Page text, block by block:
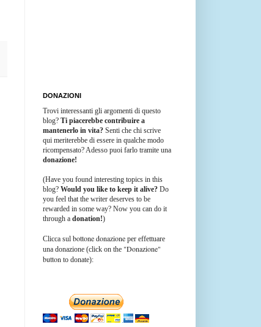
DONAZIONI
Trovi interessanti gli argomenti di questo
blog? Ti piacerebbe contribuire a
mantenerlo in vita? Senti che chi scrive
qui meriterebbe di essere in qualche modo
ricompensato? Adesso puoi farlo tramite una
donazione!
(Have you found interesting topics in this
blog? Would you like to keep it alive? Do
you feel that the writer deserves to be
rewarded in some way? Now you can do it
through a donation!)
Clicca sul bottone donazione per effettuare
una donazione (click on the "Donazione"
button to donate):